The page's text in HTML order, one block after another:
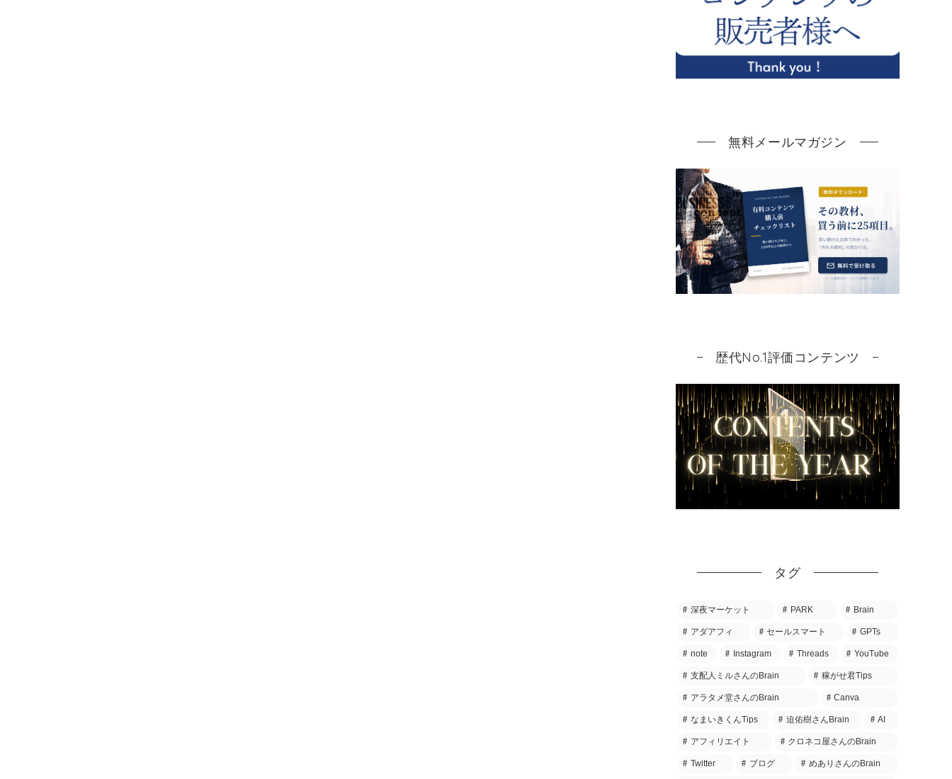
無料メールマガジン
歴代No.1評価コンテンツ
タグ
深夜マーケット PARK Brain
アダアフィ セールスマート GPTs
note Instagram Threads YouTube
支配人ミルさんのBrain 稼がせ君Tips
アラタメ堂さんのBrain Canva
なまいきくんTips 迫佑樹さんBrain AI
アフィリエイト クロネコ屋さんのBrain
Twitter ブログ めありさんのBrain